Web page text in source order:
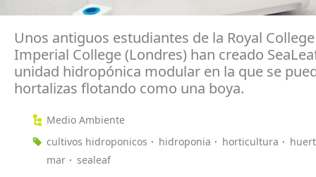
Unos antiguos estudiantes de la Royal
Imperial College (Londres) han creado
unidad hidropónica modular en la que se
hortalizas flotando como una boya.
Medio Ambiente
cultivos hidroponicos
hidroponia horticultura
mar
sealeaf